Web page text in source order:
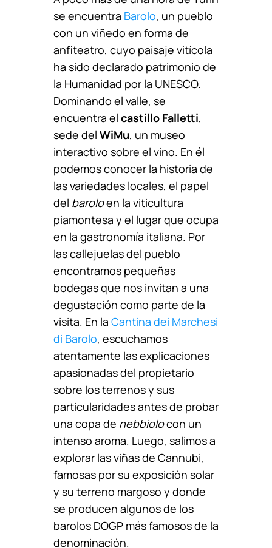
se encuentra Barolo, un pueblo
con un viñedo en forma de
anfiteatro, cuyo paisaje vitícola
ha sido declarado patrimonio de
la Humanidad por la UNESCO.
Dominando el valle, se
encuentra el castillo Falletti,
sede del WiMu, un museo
interactivo sobre el vino. En él
podemos conocer la historia de
las variedades locales, el papel
del baroloen la viticultura
piamontesa y el lugar que ocupa
en la gastronomía italiana. Por
las callejuelas del pueblo
encontramos pequeñas
bodegas que nos invitan a una
degustación como parte de la
visita. En la Cantina dei Marchesi
di Barolo, escuchamos
atentamente las explicaciones
apasionadas del propietario
sobre los terrenos y sus
particularidades antes de probar
una copa de nebbiolocon un
intenso aroma. Luego, salimos a
explorar las viñas de Cannubi,
famosas por su exposición solar
y su terreno margoso y donde
se producen algunos de los
barolos DOGP más famosos de la
denominación.